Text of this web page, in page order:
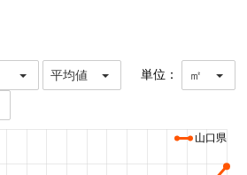
平均値 単位： ㎡
山口県